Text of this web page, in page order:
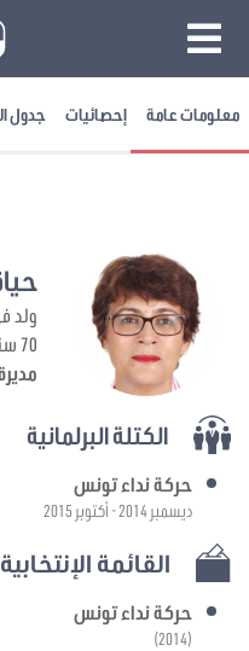
معلومات عامة إحصائيات جدول
ولد
70 سنة
الكتلة البرلمانية
حركة نداء تونس
ديسمبر 2014 - أكتوبر 2015
القائمة الإنتخابية
حركة نداء تونس
(2014)